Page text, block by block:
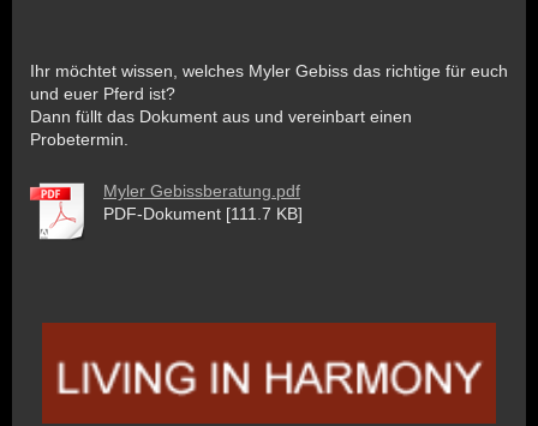
Ihr möchtet wissen, welches Myler Gebiss das richtige für euch
und euer Pferd ist?
Dann füllt das Dokument aus und vereinbart einen
Probetermin.
Myler Gebissberatung.pdf
PDF-Dokument [111.7 KB]